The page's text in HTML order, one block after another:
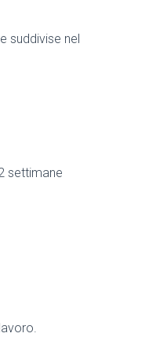
suddivise nel
settimane